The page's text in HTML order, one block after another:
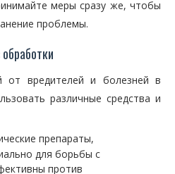
меры сразу же, чтобы
проблемы.
от вредителей и болезней в
различные средства и
препараты,
для борьбы с
против